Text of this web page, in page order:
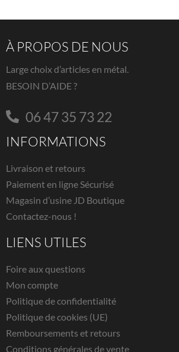
À PROPOS DE NOUS
Large choix d’articles en métal.
BESOIN D’AIDE ?
06 47 35 73 22
INFORMATIONS
Livraison et retours
Paiement en ligne Sécurisé
Magasin d’usine JD Boutique
Contactez-nous !
LIENS UTILES
Foire aux questions
Mon compte
Politique de confidentialité
Politique de cookies (UE)
Remboursements et retours
Conditions générales de vente